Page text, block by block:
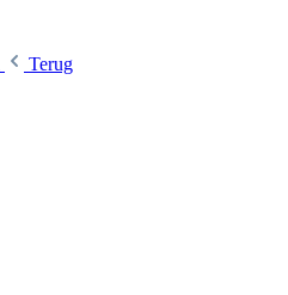
Terug